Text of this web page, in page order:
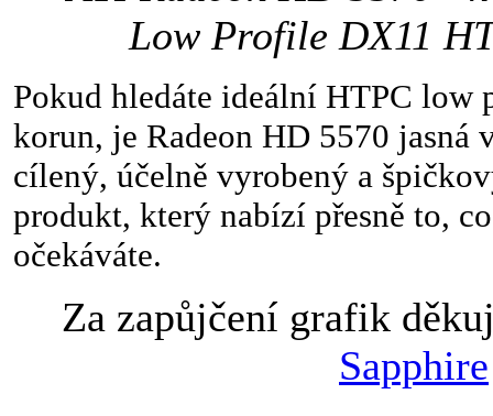
Low Profile DX11
Pokud hledáte ideální HTPC low
korun, je Radeon HD 5570 jasná
cílený, účelně vyrobený a
produkt, který nabízí přesně to,
očekáváte.
Za zapůjčení grafik
Sapphire